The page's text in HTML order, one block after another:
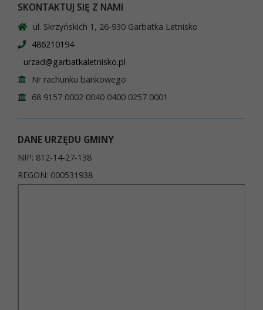
SKONTAKTUJ SIĘ Z NAMI
ul. Skrzyńskich 1, 26-930 Garbatka Letnisko
486210194
urzad@garbatkaletnisko.pl
Nr rachunku bankowego
68 9157 0002 0040 0400 0257 0001
DANE URZĘDU GMINY
NIP: 812-14-27-138
REGON: 000531938